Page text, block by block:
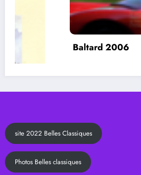
Baltard 2006
site 2022 Belles Classiques
Photos Belles classiques